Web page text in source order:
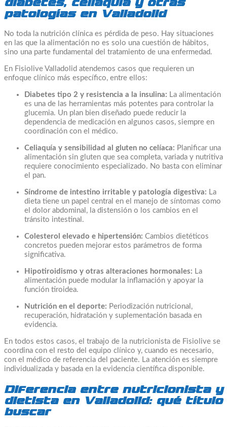
diabetes, celiaquía y otras
patologías en Valladolid
No toda la nutrición clínica es pérdida de peso. Hay situaciones
en las que la alimentación no es solo una cuestión de hábitos,
sino una parte fundamental del tratamiento de una enfermedad.
En Fisiolive Valladolid atendemos casos que requieren un
enfoque clínico más específico, entre ellos:
Diabetes tipo 2 y resistencia a la insulina: La alimentación
es una de las herramientas más potentes para controlar la
glucemia. Un plan bien diseñado puede reducir la
dependencia de medicación en algunos casos, siempre en
coordinación con el médico.
Celiaquía y sensibilidad al gluten no celíaca: Planificar una
alimentación sin gluten que sea completa, variada y nutritiva
requiere conocimiento especializado. No basta con eliminar
el pan.
Síndrome de intestino irritable y patología digestiva: La
dieta tiene un papel central en el manejo de síntomas como
el dolor abdominal, la distensión o los cambios en el
tránsito intestinal.
Colesterol elevado e hipertensión: Cambios dietéticos
concretos pueden mejorar estos parámetros de forma
significativa.
Hipotiroidismo y otras alteraciones hormonales: La
alimentación puede modular la inflamación y apoyar la
función tiroidea.
Nutrición en el deporte: Periodización nutricional,
recuperación, hidratación y suplementación basada en
evidencia.
En todos estos casos, el trabajo de la nutricionista de Fisiolive se
coordina con el resto del equipo clínico y, cuando es necesario,
con el médico de referencia del paciente. La atención es siempre
individualizada y basada en la evidencia científica disponible.
Diferencia entre nutricionista y
dietista en Valladolid: qué título
buscar